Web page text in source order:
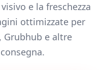
e la freschezza
ottimizzate per
Grubhub e altre